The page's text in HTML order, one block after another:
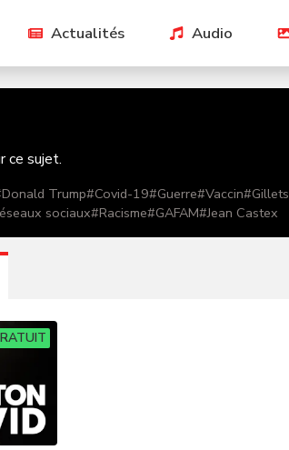
Actualités Audio
ce sujet.
Donald Trump#Covid-19#Guerre#Vaccin#
sociaux#Racisme#GAFAM#Jean Castex